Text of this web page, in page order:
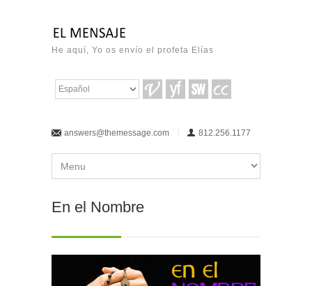
He aquí, Yo os envío el profeta Elías
answers@themessage.com 812.256.1177
En el Nombre